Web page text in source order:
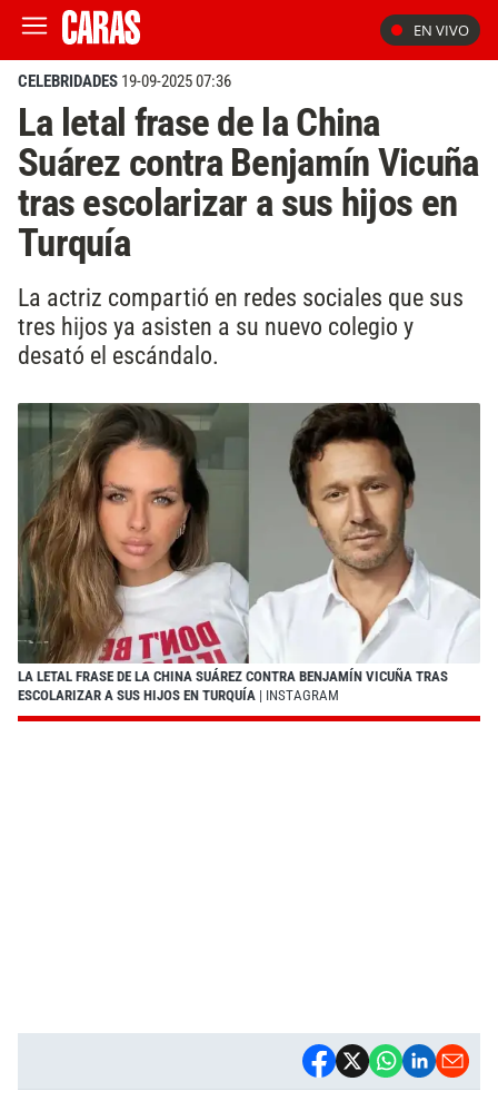
EN VIVO
CELEBRIDADES 19-09-2025 07:36
La letal frase de la China
Suárez contra Benjamín Vicuña
tras escolarizar a sus hijos en
Turquía
La actriz compartió en redes sociales que sus
tres hijos ya asisten a su nuevo colegio y
desató el escándalo.
LA LETAL FRASE DE LA CHINA SUÁREZ CONTRA BENJAMÍN VICUÑA TRAS
ESCOLARIZAR A SUS HIJOS EN TURQUÍA | INSTAGRAM